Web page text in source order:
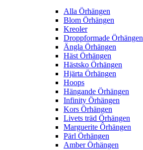
Alla Örhängen
Blom Örhängen
Kreoler
Droppformade Örhängen
Ängla Örhängen
Häst Örhängen
Hästsko Örhängen
Hjärta Örhängen
Hoops
Hängande Örhängen
Infinity Örhängen
Kors Örhängen
Livets träd Örhängen
Marguerite Ôrhängen
Pärl Örhängen
Amber Örhängen